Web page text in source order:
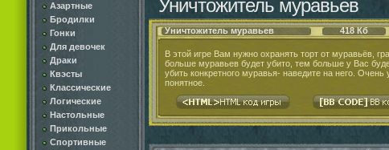
Азартные
Бродилки
Гонки
Для девочек
Драки
Квэсты
Классические
Логические
Настольные
Прикольные
Спортивные
Уничтожитель муравьев
Уничтожитель муравьев 418 Кб
В этой игре Вам нужно охранять торт от муравьёв,
больше муравьев будет убито, тем больше у Вас
убить конкретного муравья- наведите на него.
понятное.